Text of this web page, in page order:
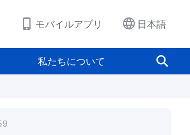
モバイルアプリ 日本語
私たちについて
を築くことは極めて重要である」